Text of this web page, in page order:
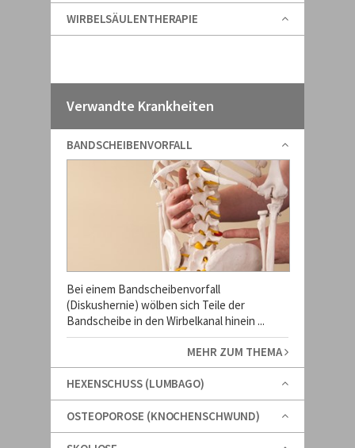
WIRBELSÄULENTHERAPIE
Verwandte Krankheiten
BANDSCHEIBENVORFALL
Bei einem Bandscheibenvorfall
(Diskushernie) wölben sich Teile der
Bandscheibe in den Wirbelkanal hinein ...
MEHR ZUM THEMA
HEXENSCHUSS (LUMBAGO)
OSTEOPOROSE (KNOCHENSCHWUND)